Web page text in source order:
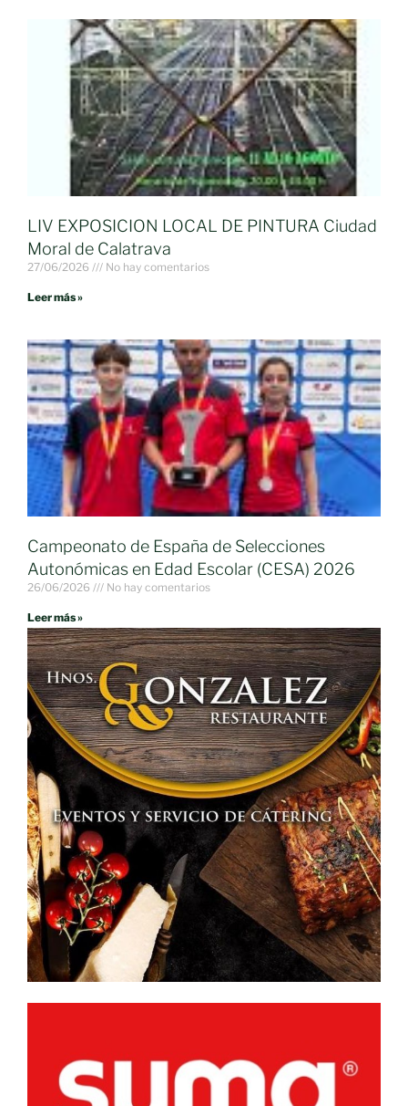
LIV EXPOSICION LOCAL DE PINTURA Ciudad
Moral de Calatrava
27/06/2026 No hay comentarios
Leer más »
Campeonato de España de Selecciones
Autonómicas en Edad Escolar (CESA) 2026
26/06/2026 No hay comentarios
Leer más »